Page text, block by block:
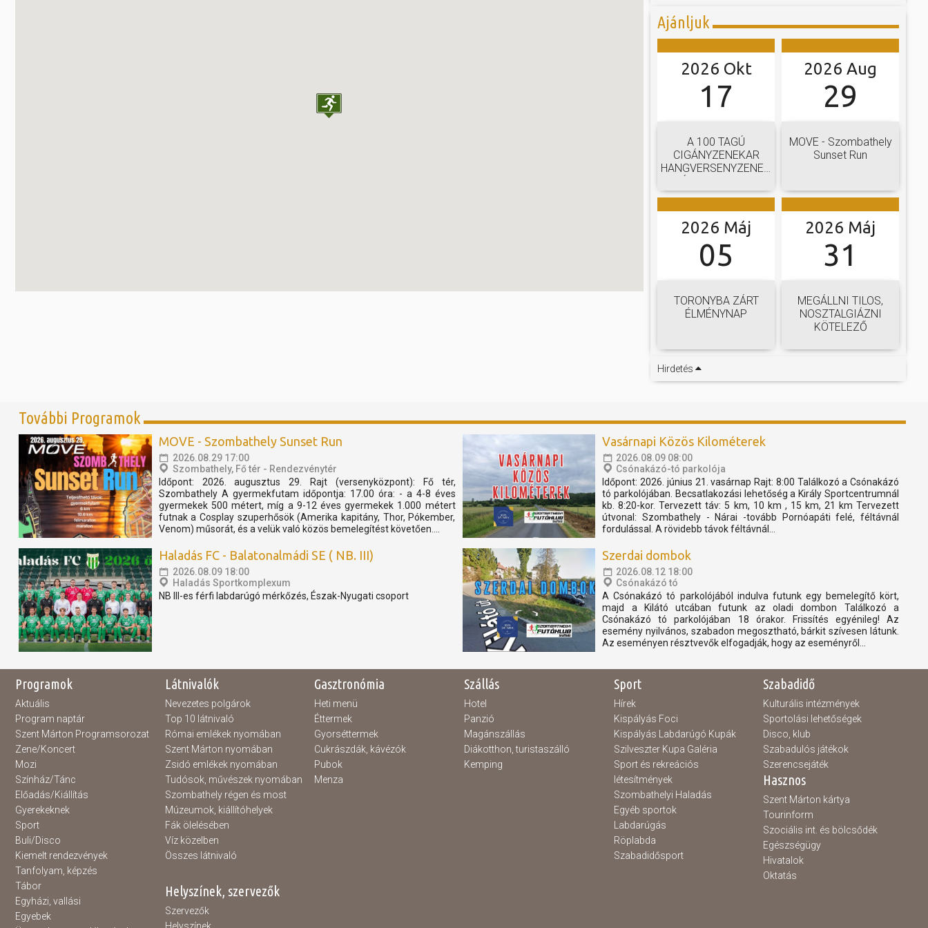
Ajánljuk
2026 Okt
17
A 100 TAGÚ
CIGÁNYZENEKAR
HANGVERSENYZENEKARI
2026 Aug
29
MOVE - Szombathely
Sunset Run
2026 Máj
05
TORONYBA ZÁRT
ÉLMÉNYNAP
2026 Máj
31
MEGÁLLNI TILOS,
NOSZTALGIÁZNI
KÖTELEZŐ
Hirdetés
További Programok
MOVE - Szombathely Sunset Run
2026.08.29 17:00
Szombathely, Fő tér - Rendezvénytér
Időpont: 2026. augusztus 29. Rajt (versenyközpont): Fő tér,
Szombathely A gyermekfutam időpontja: 17.00 óra: - a 4-8 éves
gyermekek 500 métert, míg a 9-12 éves gyermekek 1.000 métert
futnak a Cosplay szuperhősök (Amerika kapitány, Thor, Pókember,
Venom) műsorát, és a velük való közös bemelegítést követően....
Vasárnapi Közös Kilométerek
2026.08.09 08:00
Csónakázó-tó parkolója
Időpont: 2026. június 21. vasárnap Rajt: 8:00 Találkozó a Csónakázó
tó parkolójában. Becsatlakozási lehetőség a Király Sportcentrumnál
kb. 8:20-kor. Tervezett táv: 5 km, 10 km , 15 km, 21 km Tervezett
útvonal: Szombathely - Nárai -tovább Pornóapáti felé, féltávnál
fordulással. A rövidebb távok féltávnál...
Haladás FC - Balatonalmádi SE ( NB. III)
2026.08.09 18:00
Haladás Sportkomplexum
NB III-es férfi labdarúgó mérkőzés, Észak-Nyugati csoport
Szerdai dombok
2026.08.12 18:00
Csónakázó tó
A Csónakázó tó parkolójából indulva futunk egy bemelegítő kört,
majd a Kilátó utcában futunk az oladi dombon Találkozó a
Csónakázó tó parkolójában 18 órakor. Frissítés egyénileg! Az
esemény nyilvános, szabadon megosztható, bárkit szívesen látunk.
Az eseményen résztvevők elfogadják, hogy az eseményről...
Programok
Aktuális
Program naptár
Szent Márton Programsorozat
Zene/Koncert
Mozi
Színház/Tánc
Előadás/Kiállítás
Gyerekeknek
Sport
Buli/Disco
Kiemelt rendezvények
Tanfolyam, képzés
Tábor
Egyházi, vallási
Egyebek
Látnivalók
Nevezetes polgárok
Top 10 látnivaló
Római emlékek nyomában
Szent Márton nyomában
Zsidó emlékek nyomában
Tudósok, művészek nyomában
Szombathely régen és most
Múzeumok, kiállítóhelyek
Fák ölelésében
Víz közelben
Összes látnivaló
Gasztronómia
Heti menü
Éttermek
Gyorséttermek
Cukrászdák, kávézók
Pubok
Menza
Szállás
Hotel
Panzió
Magánszállás
Diákotthon, turistaszálló
Kemping
Sport
Hírek
Kispályás Foci
Kispályás Labdarúgó Kupák
Szilveszter Kupa Galéria
Sport és rekreációs
létesítmények
Szombathelyi Haladás
Egyéb sportok
Labdarúgás
Röplabda
Szabadidősport
Szabadidő
Kulturális intézmények
Sportolási lehetőségek
Disco, klub
Szabadulós játékok
Szerencsejáték
Hasznos
Szent Márton kártya
Tourinform
Szociális int. és bölcsődék
Egészségügy
Hivatalok
Oktatás
Helyszínek, szervezők
Szervezők